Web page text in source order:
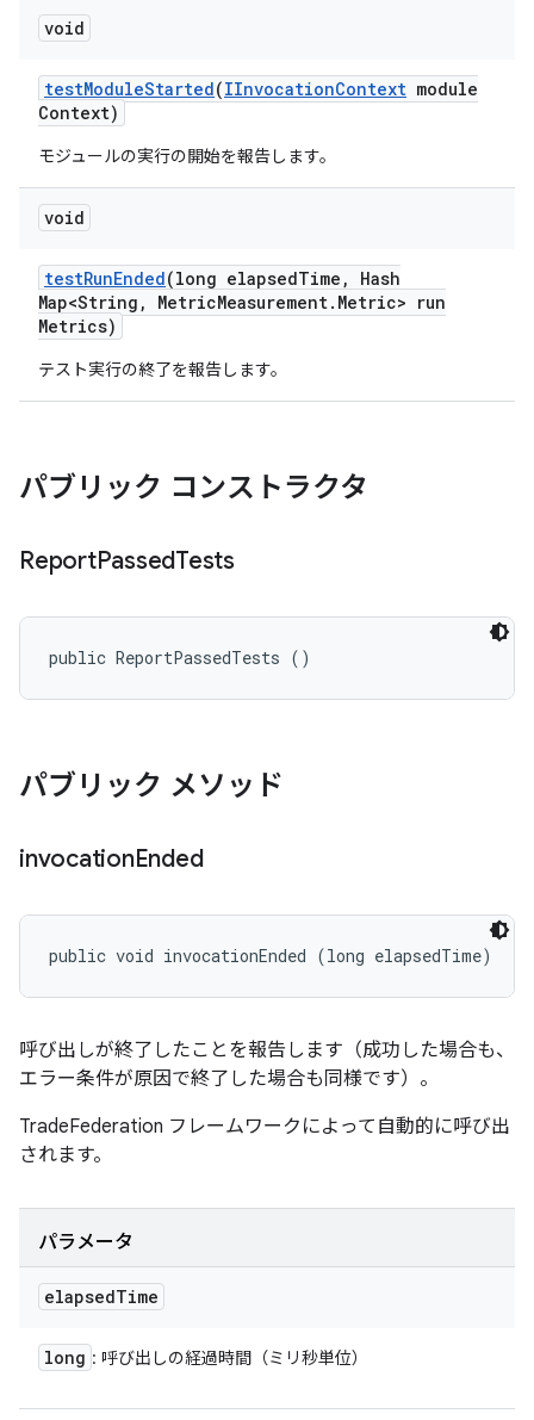
void
testModuleStarted(IInvocationContext module
Context)
モジュールの実行の開始を報告します。
void
testRunEnded(long elapsedTime ,
Hash
Map<String , MetricMeasurement. Metric> run
Metrics)
テスト実行の終了を報告します。
パブリック コンストラクタ
ReportPassedTests
public ReportPassedTests ()
パブリック メソッド
invocationEnded
public void invocationEnded (long elapsedTime)
呼び出しが終了したことを報告します（成功した場合も、
エラー条件が原因で終了した場合も同様です）。
TradeFederation フレームワークによって自動的に呼び出
されます。
パラメータ
elapsedTime
long : 呼び出しの経過時間（ミリ秒単位）